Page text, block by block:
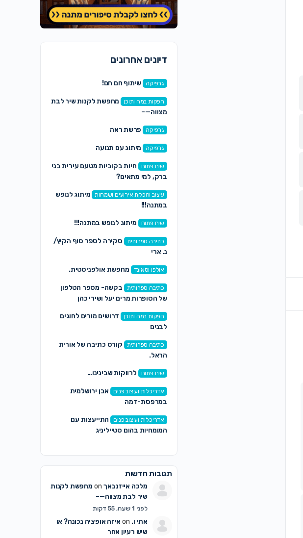
דיונים אחרונים
גרפיקה שיתוף חם חם!
הפקות במה ותוכן
מחפשת לקנות שיר לבת
מצווה—–
גרפיקה פרשת ראה
גרפיקה מיתוג עם תנועה
שיח פתוח
חיות בקוביות מטעם עירית בני
ברק, למי מתאים?
עיצוב והפקת אירועים ושמחות
מיתוג לנופש
במתנה!!!
שיח פתוח מיתוג לנופש במתנה!!!
כתיבה ספרותית
סקירה לספר סוף הקיץ/
נ. ארי
אולפן וסאונד מחפשת אולפניסטית.
כתיבה ספרותית
בקשה- מספר הטלפון
של הסופרות מרים יעל ושירי כהן
הפקות במה ותוכן
דרושים מורים לחוגים
לבנים
כתיבה ספרותית
קורס כתיבה של אורית
הראל.
שיח פתוח לרווקות שבינינו…
אדריכלות ועיצוב פנים
אבן ירושלמית
במרפסת-דמה
אדריכלות ועיצוב פנים
התייעצות עם
המומחיות בהום סטייליניג
תגובות חדשות
מלכה אייזנבאך
מחפשת לקנות
שיר לבת מצווה—–
לפני 1 שעה, 55 דקות
אתי ו.
איזה אופציה נכונה? או
שיש רעיון אחר